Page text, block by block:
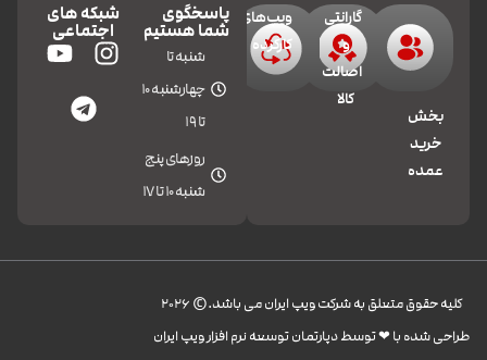
بخش
خرید
عمده
گارانتی
و
اصالت
کالا
ویپ‌های
کارکرده
پاسخگوی
شما هستیم
شنبه تا
چهارشنبه 10
تا 19
روزهای پنج
شنبه 10 تا 17
شبکه های
اجتماعی
کليه حقوق متعلق به شرکت ویپ ایران می باشد.© 2026
طراحی شده با ❤︎ توسط دپارتمان توسعه نرم افزار ویپ ایران